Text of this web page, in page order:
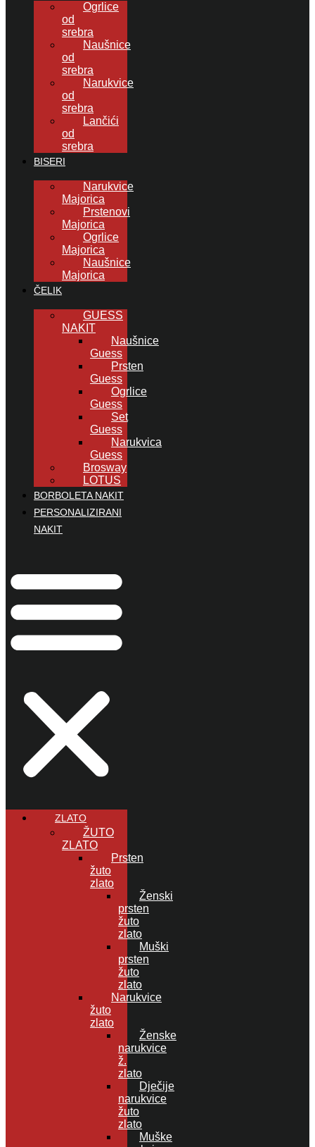
Ogrlice
od
srebra
Naušnice
od
srebra
Narukvice
od
srebra
Lančići
od
srebra
BISERI
Narukvice
Majorica
Prstenovi
Majorica
Ogrlice
Majorica
Naušnice
Majorica
ČELIK
GUESS
NAKIT
Naušnice
Guess
Prsten
Guess
Ogrlice
Guess
Set
Guess
Narukvica
Guess
Brosway
LOTUS
BORBOLETA NAKIT
PERSONALIZIRANI
NAKIT
ZLATO
ŽUTO
ZLATO
Prsten
žuto
zlato
Ženski
prsten
žuto
zlato
Muški
prsten
žuto
zlato
Narukvice
žuto
zlato
Ženske
narukvice
ž.
zlato
Dječije
narukvice
žuto
zlato
Muške